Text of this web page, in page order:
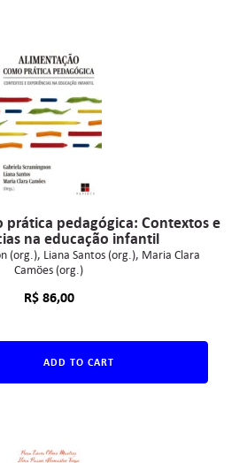
pedagógica: Contextos e
na educação infantil
(org.) Liana Santos (org.) Maria Clara
Camões (org.)
R$86,00
ADD TO CART